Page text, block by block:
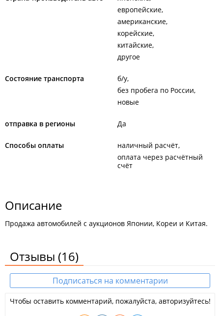
европейские
американские
корейские
китайские
другое
Состояние транспорта
б/у
без пробега по России
новые
отправка в регионы Да
Способы оплаты
наличный расчёт
оплата через расчётный
счёт
Описание
Продажа автомобилей с аукционов Японии, Кореи и Китая.
Отзывы (16)
Подписаться на комментарии
Чтобы оставить комментарий, пожалуйста, авторизуйтесь!